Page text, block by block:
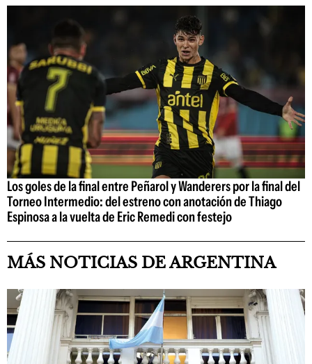
Los goles de la final entre Peñarol y Wanderers por la final del
Torneo Intermedio: del estreno con anotación de Thiago
Espinosa a la vuelta de Eric Remedi con festejo
MÁS NOTICIAS DE ARGENTINA